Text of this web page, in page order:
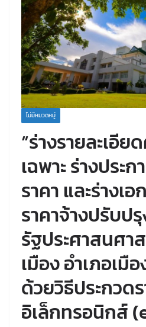
ไม่มีหมวดหมู่
“ร่างรายละเอี
เฉพาะ ร่างประ
ราคา และร่างเ
ราคาจ้างปรับป
รัฐประศาสนศา
เมือง อำเภอเมื
ด้วยวิธีประกวด
อิเล็กทรอนิกส์